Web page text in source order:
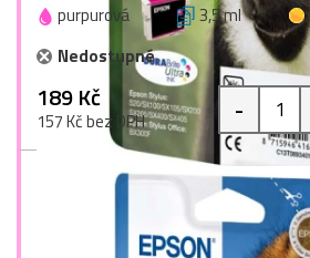
purpurová 3,5 ml
Nedostupné
189 Kč
157 Kč bez DPH -